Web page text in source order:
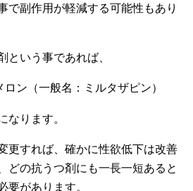
で副作用が軽減する可能性もあり
という事であれば、
ン（一般名：ミルタザピン）
なります。
更すれば、確かに性欲低下は改善
どの抗うつ剤にも一長一短あると
要があります。